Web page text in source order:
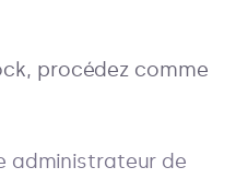
procédez comme
administrateur de